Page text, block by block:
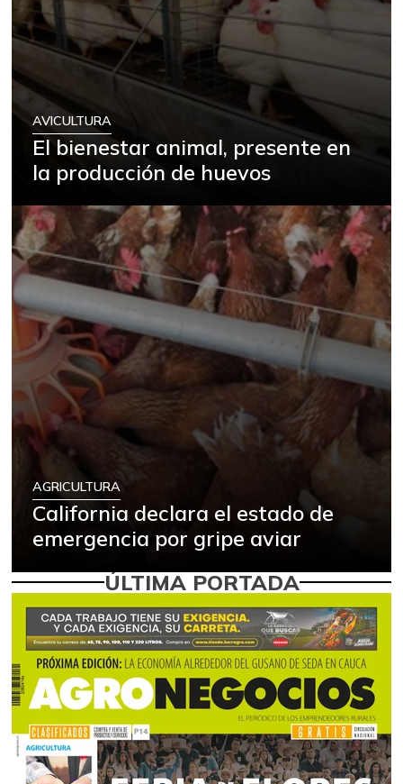
AVICULTURA
El bienestar animal, presente en
la producción de huevos
AGRICULTURA
California declara el estado de
emergencia por gripe aviar
ÚLTIMA PORTADA